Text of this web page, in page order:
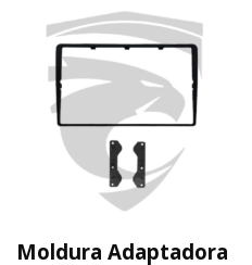
Moldura Adaptadora